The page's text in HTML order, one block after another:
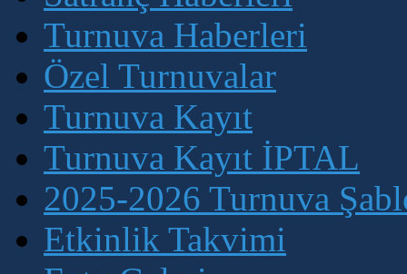
Turnuva Haberleri
Özel Turnuvalar
Turnuva Kayıt
Turnuva Kayıt İPTAL
2025-2026 Turnuva
Etkinlik Takvimi